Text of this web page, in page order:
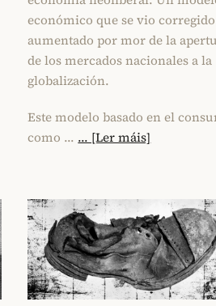
económico que se vio
aumentado por mor de la
de los mercados nacionales a la
globalización.
Este modelo basado en el
como … ... [Ler máis]